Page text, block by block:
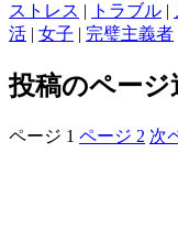
ストレス | トラブル |
活 | 女子 | 完璧主義者
投稿のページ
ページ 1 ページ 2 次